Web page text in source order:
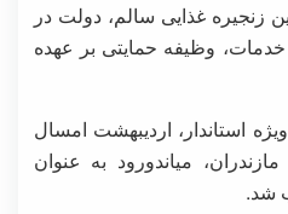
زنجیره غذایی سالم، دولت در
خدمات، وظیفه حمایتی بر عهده
استاندار، اردیبهشت امسال
میاندورود به عنوان
شد.